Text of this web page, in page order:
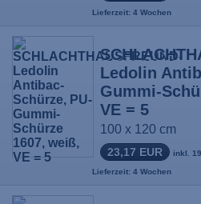
Lieferzeit: 4 Wochen
Ledolin
Gummi-
VE = 5
100 x 120 cm
23,17 EUR inkl.
Lieferzeit: 4 Wochen